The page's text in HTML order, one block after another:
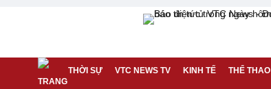
THỜI SỰ VTC NEWS TV KINH TẾ THỂ THAO